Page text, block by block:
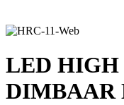
LED HIGH
DIMBAAR